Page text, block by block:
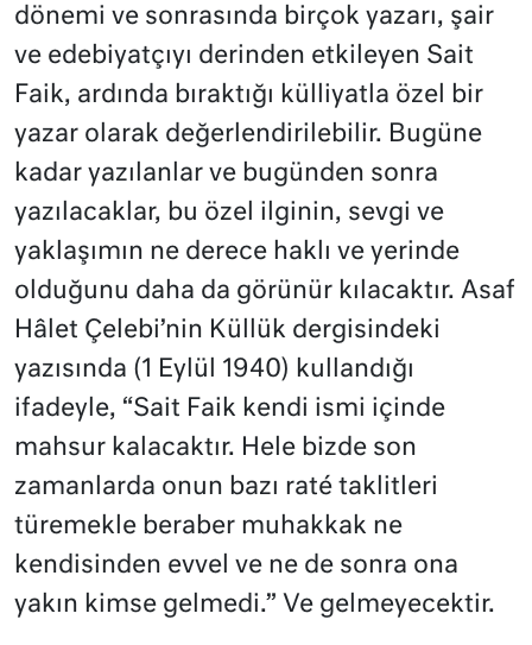
dönemi ve sonrasında birçok yazarı, şair
ve edebiyatçıyı derinden etkileyen Sait
Faik, ardında bıraktığı külliyatla özel bir
yazar olarak değerlendirilebilir. Bugüne
kadar yazılanlar ve bugünden sonra
yazılacaklar, bu özel ilginin, sevgi ve
yaklaşımın ne derece haklı ve yerinde
olduğunu daha da görünür kılacaktır. Asaf
Hâlet Çelebi’nin Küllük dergisindeki
yazısında (1 Eylül 1940) kullandığı
ifadeyle, “Sait Faik kendi ismi içinde
mahsur kalacaktır. Hele bizde son
zamanlarda onun bazı raté taklitleri
türemekle beraber muhakkak ne
kendisinden evvel ve ne de sonra ona
yakın kimse gelmedi.” Ve gelmeyecektir.